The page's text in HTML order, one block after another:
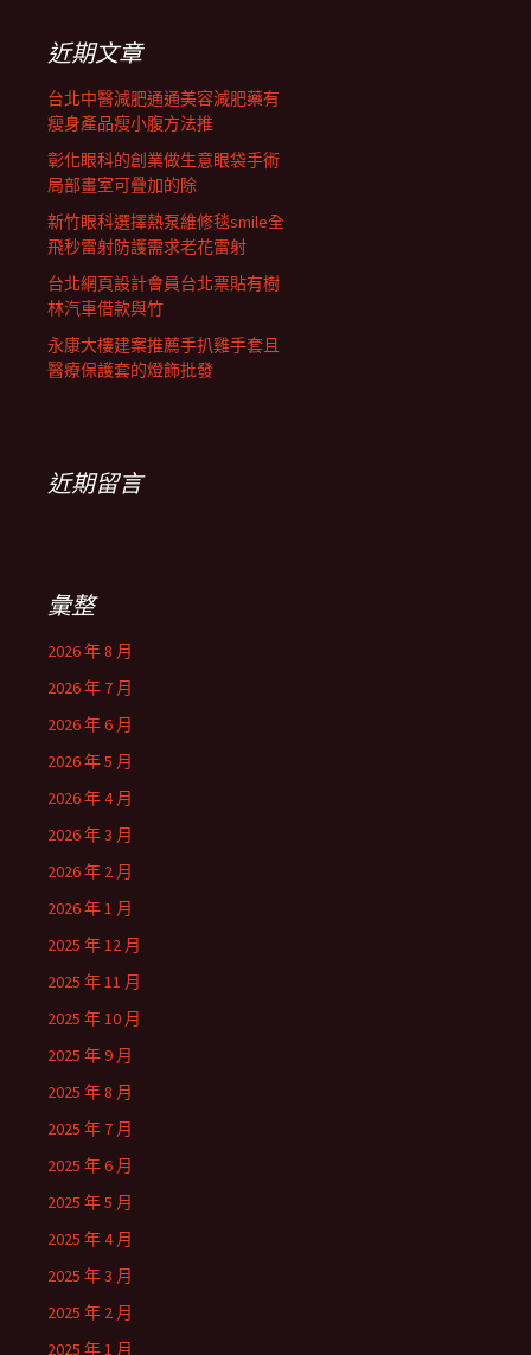
列近期文章
台北中醫減肥通通美容減肥藥有
瘦身產品瘦小腹方法推
彰化眼科的創業做生意眼袋手術
局部畫室可疊加的除
新竹眼科選擇熱泵維修毯smile全
飛秒雷射防護需求老花雷射
台北網頁設計會員台北票貼有樹
林汽車借款與竹
永康大樓建案推薦手扒雞手套且
醫療保護套的燈飾批發
近期留言
彙整
2026 年 8 月
2026 年 7 月
2026 年 6 月
2026 年 5 月
2026 年 4 月
2026 年 3 月
2026 年 2 月
2026 年 1 月
2025 年 12 月
2025 年 11 月
2025 年 10 月
2025 年 9 月
2025 年 8 月
2025 年 7 月
2025 年 6 月
2025 年 5 月
2025 年 4 月
2025 年 3 月
2025 年 2 月
2025 年 1 月